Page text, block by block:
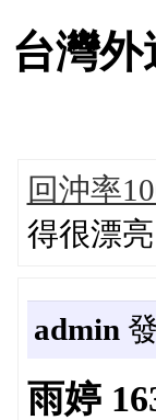
台灣
回沖率
得很漂
admin
雨婷